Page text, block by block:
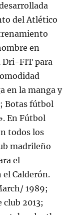
del Atlético
en
Dri-FIT para
en la manga y
Botas fútbol
En Fútbol
todos los
madrileño
el
Calderón.
1989;
2013;